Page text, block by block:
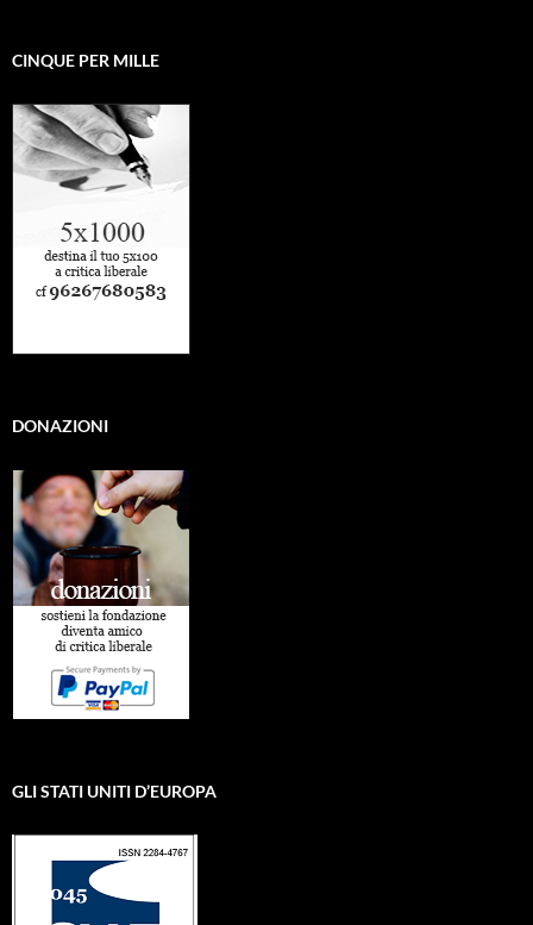
CINQUE PER MILLE
DONAZIONI
GLI STATI UNITI D’EUROPA